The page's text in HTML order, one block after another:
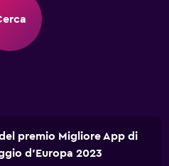
premio Migliore App di
d'Europa 2023